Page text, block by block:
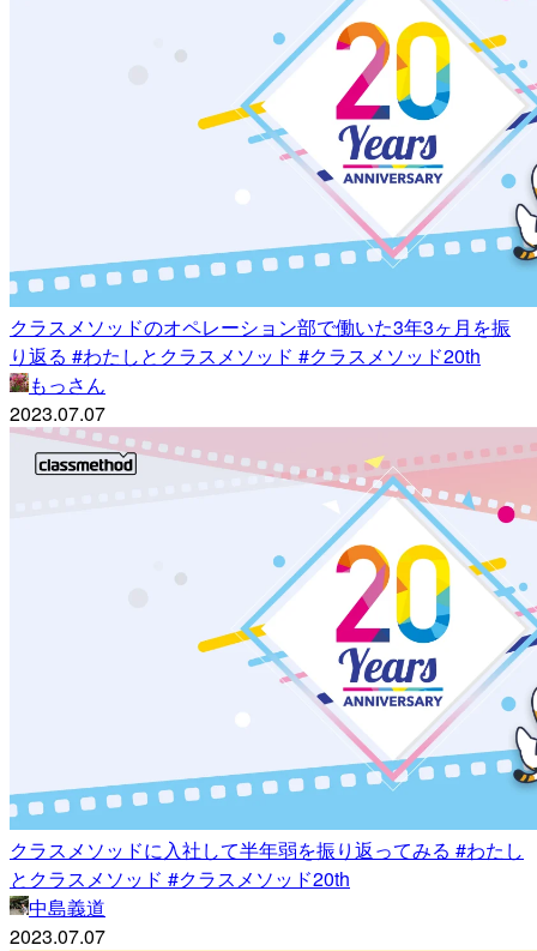
クラスメソッドのオペレーション部で働いた3年3ヶ月を振
り返る #わたしとクラスメソッド #クラスメソッド20th
もっさん
2023.07.07
クラスメソッドに入社して半年弱を振り返ってみる #わたし
とクラスメソッド #クラスメソッド20th
中島義道
2023.07.07